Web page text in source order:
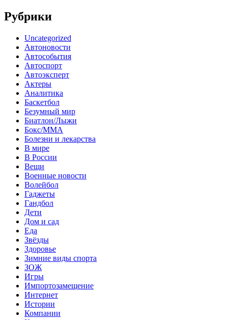
Рубрики
Uncategorized
Автоновости
Автособытия
Автоспорт
Автоэксперт
Актеры
Аналитика
Баскетбол
Безумный мир
Биатлон/Лыжи
Бокс/MMA
Болезни и лекарства
В мире
В России
Вещи
Военные новости
Волейбол
Гаджеты
Гандбол
Дети
Дом и сад
Еда
Звёзды
Здоровье
Зимние виды спорта
ЗОЖ
Игры
Импортозамещение
Интернет
Истории
Компании